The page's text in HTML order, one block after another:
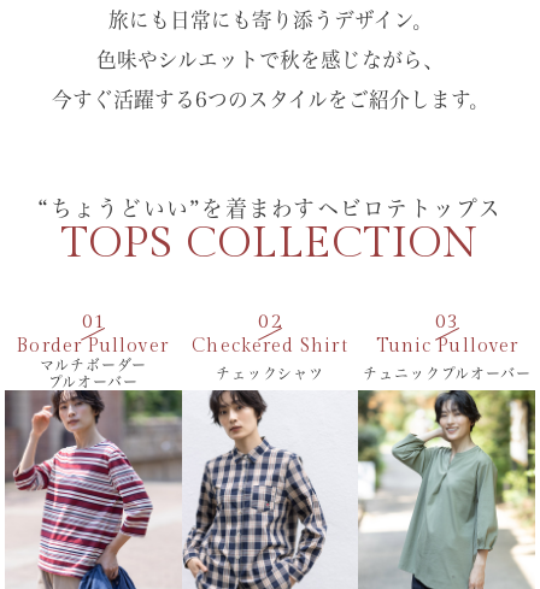
旅にも日常にも寄り添うデザイン。
色味やシルエットで秋を感じながら、
今すぐ活躍する6つのスタイルをご紹介します。
“ちょうどいい”を着まわすヘビロテトップス
TOPS COLLECTION
Border Pullover
マルチボーダー
プルオーバー
Checkered Shirt
チェックシャツ
Tunic Pullover
チュニックプルオーバー